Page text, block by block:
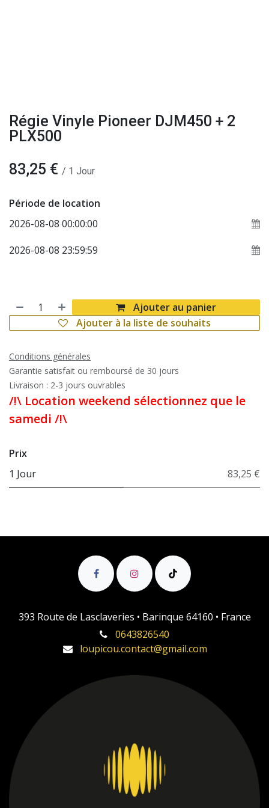
Régie Vinyle Pioneer DJM450 + 2
PLX500
83,25 € / 1 Jour
Période de location
Ajouter au panier
Ajouter à la liste de souhaits
Conditions générales
Garantie satisfait ou remboursé de 30 jours
Livraison : 2-3 jours ouvrables
/!\ Location weekend sélectionnez que le
samedi /!\
Prix
1 Jour
83,25 €
393 Route de Lasclaveries • Barinque 64160 • France
0643826540
loupicou.contact@gmail.com